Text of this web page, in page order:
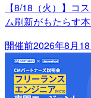
【8/18（火）】コ
ム刷新がもたらす
開催前2026年8月